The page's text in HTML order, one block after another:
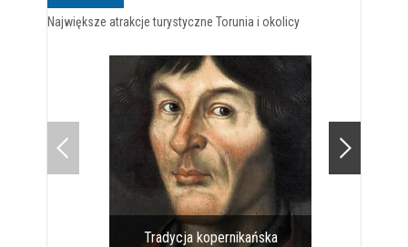
Największe atrakcje turystyczne Torunia i okolicy
Tradycja kopernikańska